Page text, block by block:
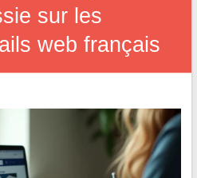
sur les
web français